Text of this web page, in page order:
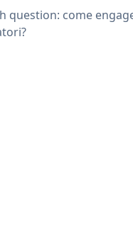
question: come